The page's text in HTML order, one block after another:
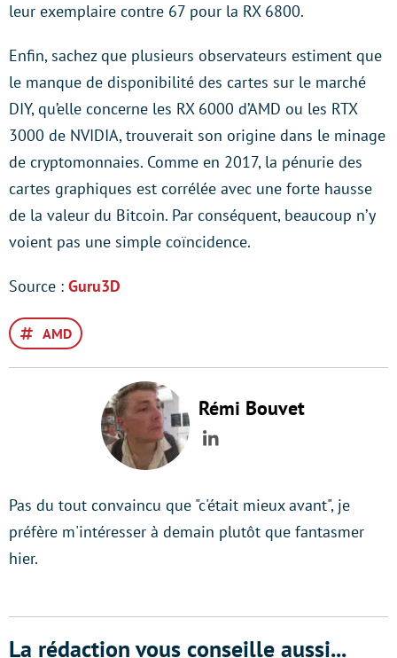
leur exemplaire contre 67 pour la RX 6800.
Enfin, sachez que plusieurs observateurs estiment que
le manque de disponibilité des cartes sur le marché
DIY, qu’elle concerne les RX 6000 d’AMD ou les RTX
3000 de NVIDIA, trouverait son origine dans le minage
de cryptomonnaies. Comme en 2017, la pénurie des
cartes graphiques est corrélée avec une forte hausse
de la valeur du Bitcoin. Par conséquent, beaucoup n’y
voient pas une simple coïncidence.
Source : Guru3D
AMD
Rémi Bouvet
LinkedIn
Pas du tout convaincu que "c'était mieux avant", je
préfère m'intéresser à demain plutôt que fantasmer
hier.
La rédaction vous conseille aussi...